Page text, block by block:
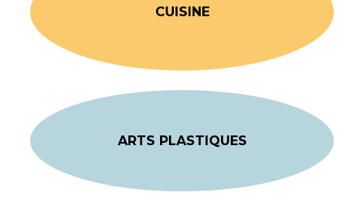
CUISINE
ARTS PLASTIQUES